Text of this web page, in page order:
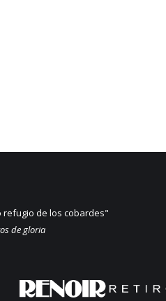
refugio de los cobardes"
de gloria